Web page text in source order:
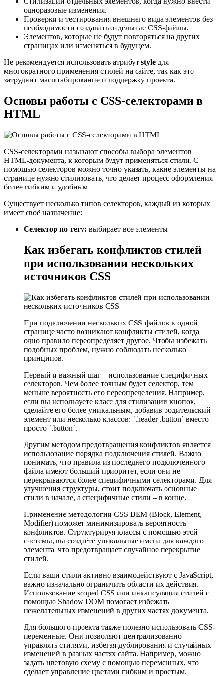
одноразовые изменения.
Проверки и тестирования внешнего вида элементов без
необходимости создавать отдельные CSS-файлы.
Элементов, которые не будут повторяться на других
страницах или изменяться в будущем.
Не рекомендуется использовать атрибут style для
многократного применения стилей на сайте, так как это
затруднит масштабирование и поддержку проекта.
Основы работы с CSS-селекторами в
HTML
CSS-селекторами называют способы выбора элементов
HTML-документа, к которым будут применяться стили. С
помощью селекторов можно точно указать, какие элементы на
странице нужно стилизовать, что делает процесс оформления
более гибким и удобным.
Существует несколько типов селекторов, каждый из которых
имеет своё назначение:
Селектор по тегу: выбирает все элементы
Как избегать конфликтов стилей
при использовании нескольких
источников CSS
При подключении нескольких CSS-файлов к одной
странице часто возникают конфликты стилей, когда
одно правило переопределяет другое. Чтобы избежать
подобных проблем, нужно соблюдать несколько
принципов.
Первый и важный шаг – использование специфичных
селекторов. Чем более точным будет селектор, тем
меньше вероятность его переопределения. Например,
если вы используете класс для стилизации кнопок,
сделайте его более уникальным, добавив родительский
элемент или несколько классов: `.header .button` вместо
просто `.button`.
Другим методом предотвращения конфликтов является
использование порядка подключения стилей. Важно
понимать, что правила из последнего подключённого
файла имеют больший приоритет, если они не
перекрываются более специфичными селекторами. Для
улучшения структуры, стоит подключать основные
стили в начале, а специфичные стили – в конце.
Применение методологии CSS BEM (Block, Element,
Modifier) поможет минимизировать вероятность
конфликтов. Структурируя классы с помощью этой
системы, вы создаёте уникальные имена для каждого
элемента, что предотвращает случайное перекрытие
стилей.
Если ваши стили активно взаимодействуют с JavaScript,
важно изначально ограничить области их действия.
Использование scoped CSS или инкапсуляция стилей с
помощью Shadow DOM помогает избежать
нежелательных изменений в других частях документа.
Для большого проекта также полезно использовать CSS-
переменные. Они позволяют централизованно
управлять стилями, избегая дублирования и случайных
изменений в разных частях сайта. Например, можно
задать цветовую схему с помощью переменных, что
сделает управление цветами гибким и простым.